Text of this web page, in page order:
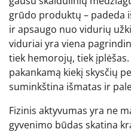
grūdo produktų – padeda
ir apsaugo nuo vidurių
viduriai yra viena
tiek hemorojų, tiek
pakankamą kiekį skysčių
suminkština išmatas ir
Fizinis aktyvumas yra ne
gyvenimo būdas skatina